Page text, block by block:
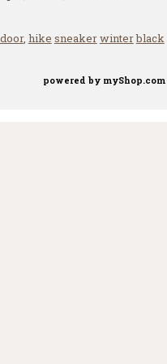
, hike sneakerwinterblack
powered by myShop.com